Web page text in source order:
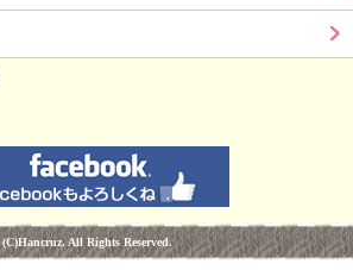
(C)Hancruz. All Rights Reserved.